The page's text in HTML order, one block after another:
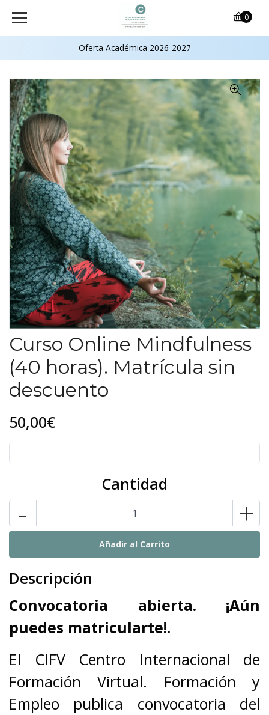
Oferta Académica 2026-2027
0
Curso Online Mindfulness
(40 horas). Matrícula sin
descuento
50,00€
Cantidad
- +
Descripción
Convocatoria abierta. ¡Aún
puedes matricularte!.
El CIFV Centro Internacional de
Formación Virtual. Formación y
Empleo publica convocatoria del